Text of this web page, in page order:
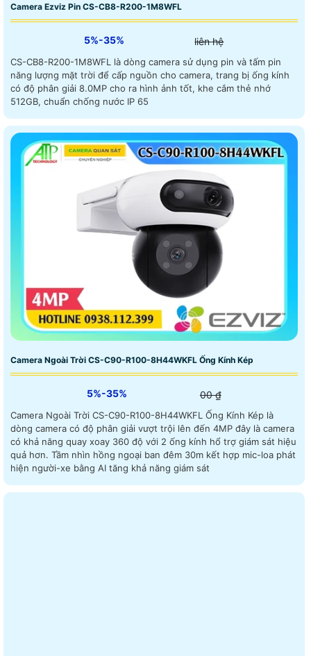
Camera Ezviz Pin CS-CB8-R200-1M8WFL
5%-35% liên hệ
CS-CB8-R200-1M8WFL là dòng camera sử dụng pin và tấm pin
năng lượng mặt trời để cấp nguồn cho camera, trang bị ống kính
có độ phân giải 8.0MP cho ra hình ảnh tốt, khe cắm thẻ nhớ
512GB, chuẩn chống nước IP 65
Camera Ngoài Trời CS-C90-R100-8H44WKFL Ống Kính Kép
5%-35% 00 ₫
Camera Ngoài Trời CS-C90-R100-8H44WKFL Ống Kính Kép là
dòng camera có độ phân giải vượt trội lên đến 4MP đây là camera
có khả năng quay xoay 360 độ với 2 ống kính hổ trợ giám sát hiệu
quả hơn. Tầm nhìn hồng ngoại ban đêm 30m kết hợp mic-loa phát
hiện người-xe bằng AI tăng khả năng giám sát